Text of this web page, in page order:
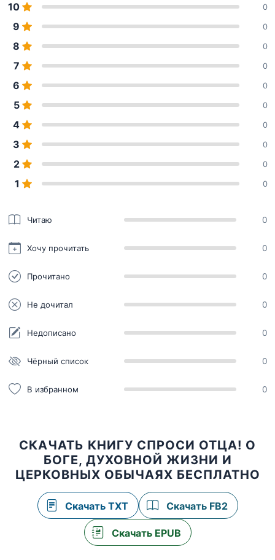
10 0
9 0
8 0
7 0
6 0
5 0
4 0
3 0
2 0
1 0
Читаю 0
Хочу прочитать 0
Прочитано 0
Не дочитал 0
Недописано 0
Чёрный список 0
В избранном 0
СКАЧАТЬ КНИГУ СПРОСИ ОТЦА! О
БОГЕ, ДУХОВНОЙ ЖИЗНИ И
ЦЕРКОВНЫХ ОБЫЧАЯХ БЕСПЛАТНО
Скачать TXT Скачать FB2
Скачать EPUB